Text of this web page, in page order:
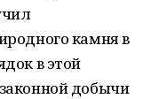
камня в
в этой
добычи